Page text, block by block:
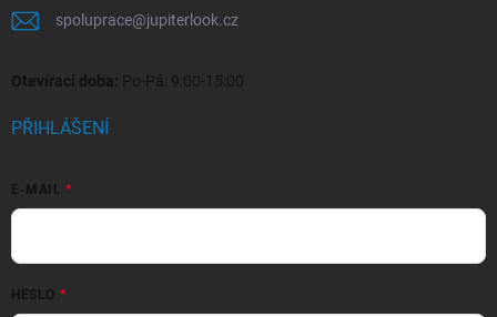
spoluprace@jupiterlook.cz
Otevírací doba: Po-Pá: 9:00-15:00
PŘIHLÁŠENÍ
E-MAIL
HESLO